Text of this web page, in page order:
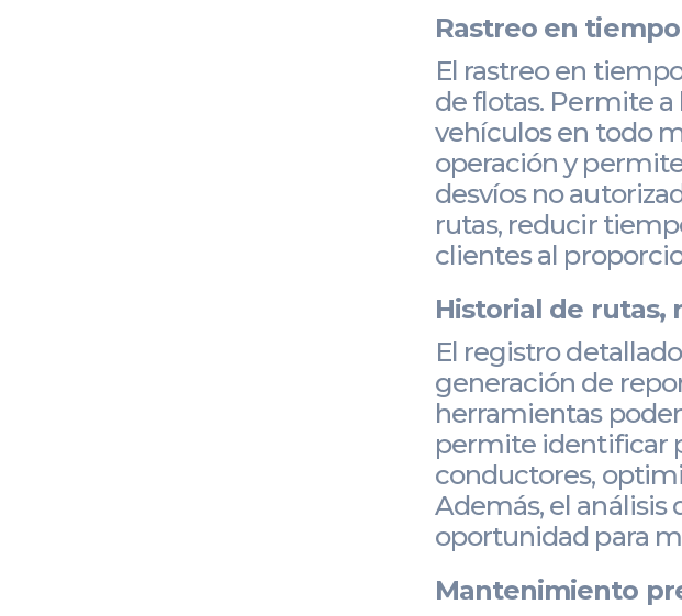
Rastreo en
El rastreo en
de flotas. Permite
vehículos en todo
operación y
desvíos no
rutas, reducir
clientes al
Historial de rutas,
El registro
generación de
herramientas
permite identificar
conductores,
Además, el análisis
oportunidad para
Mantenimiento